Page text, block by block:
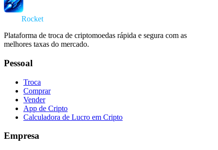
Rocket
Plataforma de troca de criptomoedas rápida e segura com as
melhores taxas do mercado.
Pessoal
Troca
Comprar
Vender
App de Cripto
Calculadora de Lucro em Cripto
Empresa